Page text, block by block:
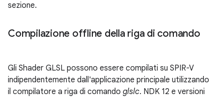
sezione.
Compilazione offline della riga di comando
Gli Shader GLSL possono essere compilati su SPIR-V
indipendentemente dall'applicazione principale utilizzando
il compilatore a riga di comando glslc. NDK 12 e versioni